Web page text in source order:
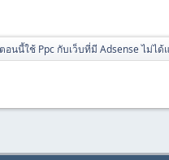
ตอนนี้ใช้ Ppc กับเว็บที่มี Adsense ไม่ได้